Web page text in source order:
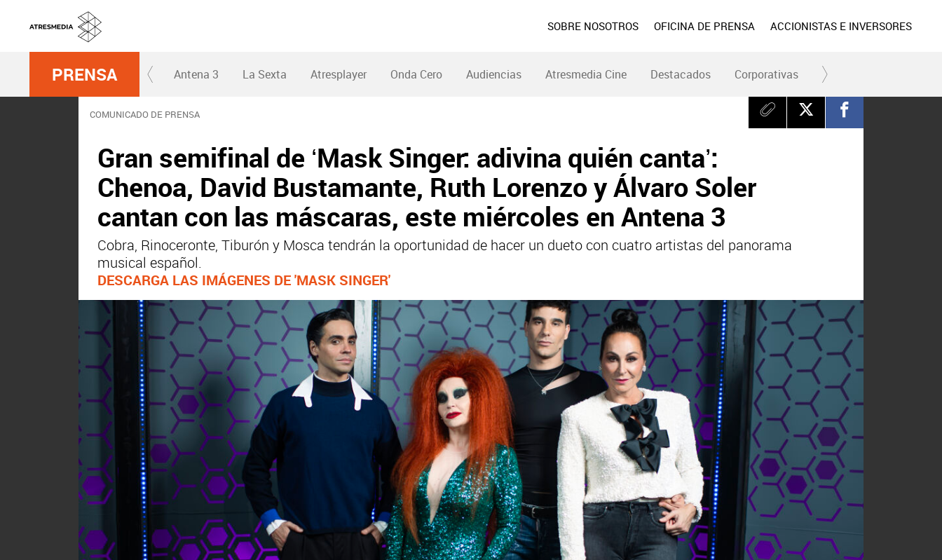
SOBRE NOSOTROS OFICINA DE PRENSA ACCIONISTAS E INVERSORES
PRENSA Antena 3 La Sexta Atresplayer Onda Cero Audiencias Atresmedia Cine Destacados Corporativas RC y Fundación
COMUNICADO DE PRENSA
Gran semifinal de ‘Mask Singer: adivina quién canta’:
Chenoa, David Bustamante, Ruth Lorenzo y Álvaro Soler
cantan con las máscaras, este miércoles en Antena 3
Cobra, Rinoceronte, Tiburón y Mosca tendrán la oportunidad de hacer un dueto con cuatro artistas del panorama
musical español.
DESCARGA LAS IMÁGENES DE 'MASK SINGER'